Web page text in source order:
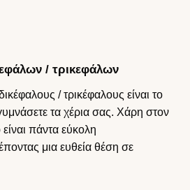
/ τρικεφάλων
/ τρικέφαλους είναι το
τα χέρια σας. Χάρη στον
πάντα εύκολη
μια ευθεία θέση σε